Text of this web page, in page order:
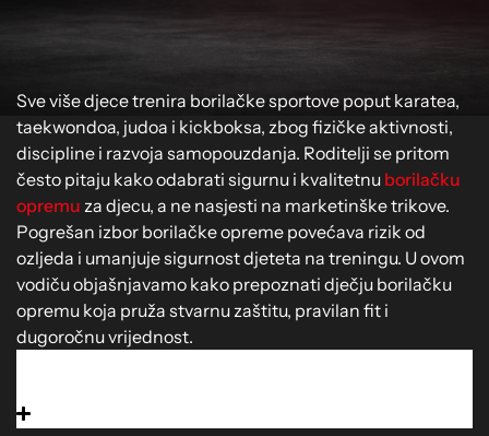
Sve više djece trenira borilačke sportove poput karatea,
taekwondoa, judoa i kickboksa, zbog fizičke aktivnosti,
discipline i razvoja samopouzdanja. Roditelji se pritom
često pitaju kako odabrati sigurnu i kvalitetnu borilačku
opremu za djecu, a ne nasjesti na marketinške trikove.
Pogrešan izbor borilačke opreme povećava rizik od
ozljeda i umanjuje sigurnost djeteta na treningu. U ovom
vodiču objašnjavamo kako prepoznati dječju borilačku
opremu koja pruža stvarnu zaštitu, pravilan fit i
dugoročnu vrijednost.